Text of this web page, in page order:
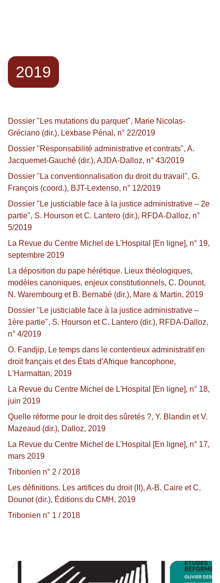
2019
Dossier "Les mutations du parquet", Marie Nicolas-
Gréciano (dir.), Lexbase Pénal, n° 22/2019
Dossier "Responsabilité administrative et contrats", A.
Jacquemet-Gauché (dir.), AJDA-Dalloz, n° 43/2019
Dossier "La conventionnalisation du droit du travail", G.
François (coord.), BJT-Lextenso, n° 12/2019
Dossier "Le justiciable face à la justice administrative – 2e
partie", S. Hourson et C. Lantero (dir.), RFDA-Dalloz, n°
5/2019
La Revue du Centre Michel de L'Hospital [En ligne], n° 19,
septembre 2019
La déposition du pape hérétique. Lieux théologiques,
modèles canoniques, enjeux constitutionnels, C. Dounot,
N. Warembourg et B. Bernabé (dir.), Mare & Martin, 2019
Dossier "Le justiciable face à la justice administrative –
1ère partie", S. Hourson et C. Lantero (dir.), RFDA-Dalloz,
n° 4/2019
O. Fandjip, Le temps dans le contentieux administratif en
droit français et des États d'Afrique francophone,
L'Harmattan, 2019
La Revue du Centre Michel de L'Hospital [En ligne], n° 18,
juin 2019
Quelle réforme pour le droit des sûretés ?, Y. Blandin et V.
Mazeaud (dir.), Dalloz, 2019
La Revue du Centre Michel de L'Hospital [En ligne], n° 17,
mars 2019
Tribonien n° 2 / 2018
Les définitions. Les artifices du droit (II), A-B. Caire et C.
Dounot (dir.), Éditions du CMH, 2019
Tribonien n° 1 / 2018